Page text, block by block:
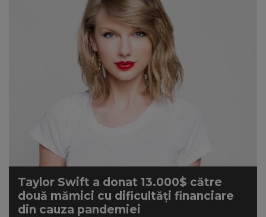
Taylor Swift a donat 13.000$ către
două mămici cu dificultăți financiare
din cauza pandemiei